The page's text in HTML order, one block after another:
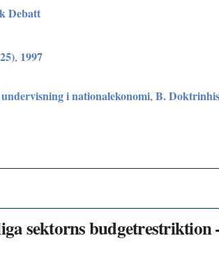
Debatt
, 1997
i nationalekonomi, B.
sektorns budgetrestriktion